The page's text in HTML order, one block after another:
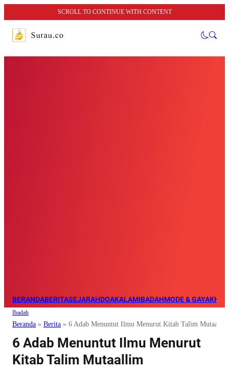
SCROLL TO CONTINUE WITH CONTENT
BERANDABERITASEJARAHDOAKALAMIBADAHMODE & GAYA
Ibadah
Beranda » Berita » 6 Adab Menuntut Ilmu Menurut Kitab Talim Mutaallim
6 Adab Menuntut Ilmu Menurut
Kitab Talim Mutaallim